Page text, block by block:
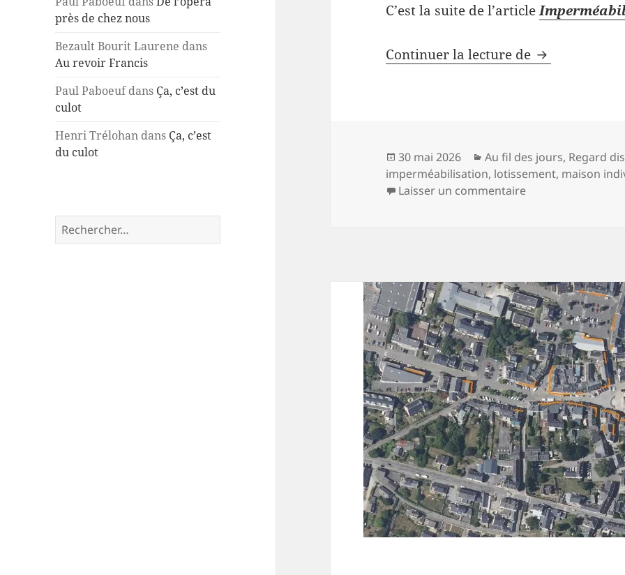
près de chez nous
Bezault Bourit Laurene dans
Au revoir Francis
Paul Paboeufdans Ça, c’est du
culot
Henri Trélohan dans Ça, c’est
du culot
Rechercher :
C’est la suite de l’article
Continuer la lecture de
Publié
le
30 mai 2026 Catégories
Au fil des jours, Regard
imperméabilisation, lotissement, maison
Laisser un commentairesur